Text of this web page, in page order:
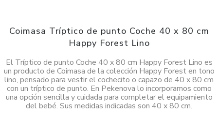
Coimasa Tríptico de punto Coche 40 x 80 cm
Happy Forest Lino
El Tríptico de punto Coche 40 x 80 cm Happy Forest Lino es
un producto de Coimasa de la colección Happy Forest en tono
lino, pensado para vestir el cochecito o capazo de 40 x 80 cm
con un tríptico de punto. En Pekenova lo incorporamos como
una opción sencilla y cuidada para completar el equipamiento
del bebé. Sus medidas indicadas son 40 x 80 cm.